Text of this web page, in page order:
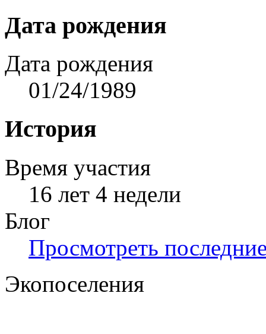
Дата рождения
Дата рождения
01/24/1989
История
Время участия
16 лет 4 недели
Блог
Просмотреть
Экопоселения